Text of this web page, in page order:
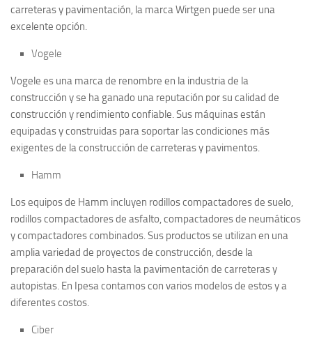
carreteras y pavimentación, la marca Wirtgen puede ser una
excelente opción.
Vogele
Vogele es una marca de renombre en la industria de la
construcción y se ha ganado una reputación por su calidad de
construcción y rendimiento confiable. Sus máquinas están
equipadas y construidas para soportar las condiciones más
exigentes de la construcción de carreteras y pavimentos.
Hamm
Los equipos de Hamm incluyen rodillos compactadores de suelo,
rodillos compactadores de asfalto, compactadores de neumáticos
y compactadores combinados. Sus productos se utilizan en una
amplia variedad de proyectos de construcción, desde la
preparación del suelo hasta la pavimentación de carreteras y
autopistas. En Ipesa contamos con varios modelos de estos y a
diferentes costos.
Ciber